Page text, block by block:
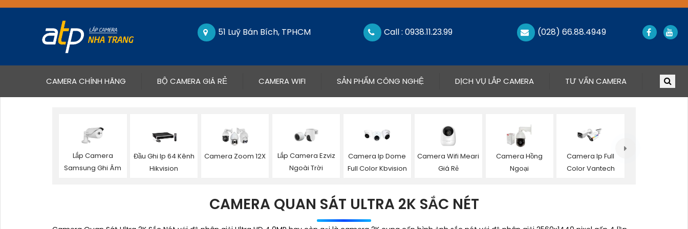
51 Luỹ Bán Bích, TPHCM Call : 0938.11.23.99 (028) 66.88.4949
CAMERA CHÍNH HÃNG(CURRENT)BỘ CAMERA GIÁ RẺ CAMERA WIFI SẢN PHẨM CÔNG NGHỆ DỊCH VỤ LẮP CAMERA TƯ VẤN CAMERA
Lắp Camera
Samsung Ghi Âm
Đầu Ghi Ip 64 Kênh
Hikvision
Camera Zoom 12X
Lắp Camera Ezviz
Ngoài Trời
Camera Ip Dome
Full Color Kbvision
Camera Wifi Meari
Giá Rẻ
Camera Hồng
Ngoại
Camera Ip Full
Color Vantech
CAMERA QUAN SÁT ULTRA 2K SẮC NÉT